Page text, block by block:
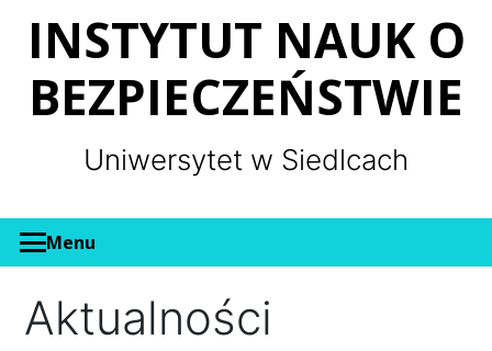
INSTYTUT NAUK O
BEZPIECZEŃSTWIE
Uniwersytet w Siedlcach
Menu
Aktualności